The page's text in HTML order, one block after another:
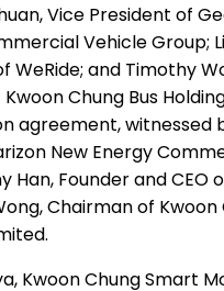
Vice President of
Vehicle Group;
WeRide; and Timothy
Chung Bus
agreement, witnessed
New Energy
Han, Founder and CEO
Chairman of Kwoon
Kwoon Chung Smart